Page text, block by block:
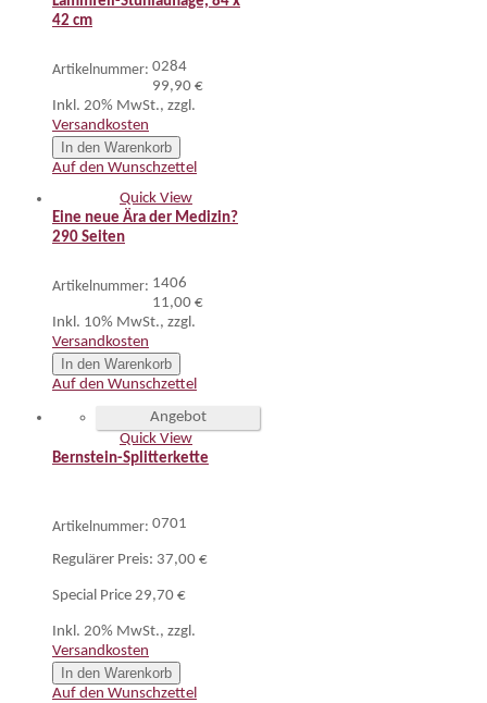
42 cm
Artikelnummer: 0284
99,90 €
Inkl. 20% MwSt., zzgl.
Versandkosten
In den Warenkorb
Auf den Wunschzettel
Quick View
Eine neue Ära der Medizin?
290 Seiten
Artikelnummer: 1406
11,00 €
Inkl. 10% MwSt., zzgl.
Versandkosten
In den Warenkorb
Auf den Wunschzettel
Angebot
Quick View
Bernstein-Splitterkette
Artikelnummer: 0701
Regulärer Preis: 37,00 €
Special Price 29,70 €
Inkl. 20% MwSt., zzgl.
Versandkosten
In den Warenkorb
Auf den Wunschzettel